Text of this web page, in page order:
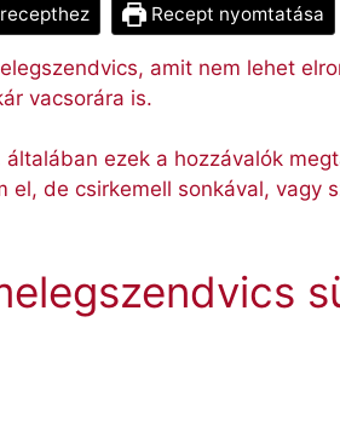
Recept nyomtatása
amit nem lehet
vacsorára is.
ezek a hozzávalók
el, de csirkemell sonkával, vagy